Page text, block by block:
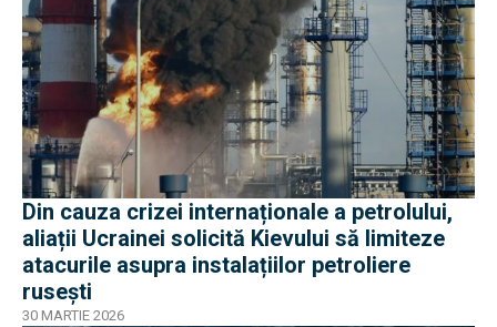
Din cauza crizei internaționale a petrolului,
aliații Ucrainei solicită Kievului să limiteze
atacurile asupra instalațiilor petroliere
rusești
30 MARTIE 2026